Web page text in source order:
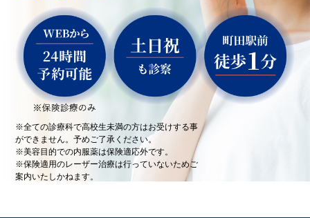
※全ての診療科で高校生未満の方はお受けする事
ができません。予めご了承ください。
※美容目的での内服薬は保険適応外です。
※保険適用のレーザー治療は行っていないためご
案内いたしかねます。